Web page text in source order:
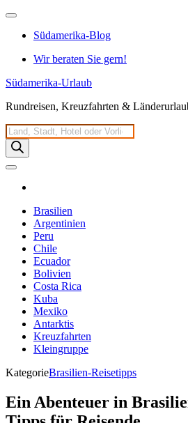
Zum
springenSüdamerika-Blog
Wir beraten Sie gern!
Südamerika-Urlaub
Rundreisen, Kreuzfahrten &
Products
search
Brasilien
Argentinien
Peru
Chile
Ecuador
Bolivien
Costa Rica
Kuba
Mexiko
Antarktis
Kreuzfahrten
Kleingruppe
KategorieBrasilien-Reisetipps
Ein Abenteuer in